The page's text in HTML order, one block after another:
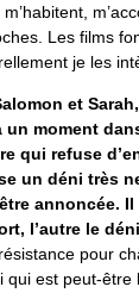
Les films
je les
et
un moment
qui refuse
un déni très
annoncée. Il
l’autre le
pour
qui est peut-être